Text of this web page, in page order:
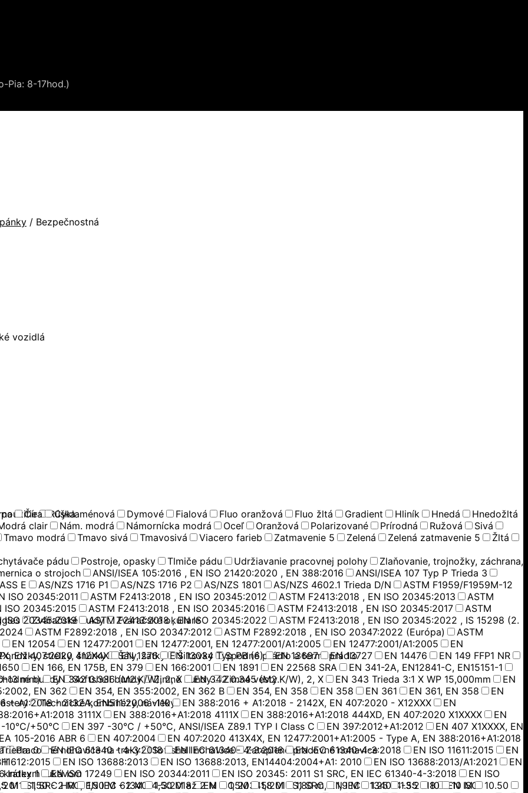
Pia: 8-17hod.)
/ Bezpečnostná
vozidlá
Rúška
pádu Postroje, opasky Tlmiče pádu Udržiavanie pracovnej polohy
Zlaňovanie, trojnožky, záchrana,
Zváračské kukly
Zváračské okuliare
Ponožky, stielky, šnúrky Šály, šatky Šiltovky
Spodné prádlo a termoprádlo
bundy Softshell bundy Zimné bundy
Zimné vesty
Technické kombinézy, návleky
Pracovné nohavice na traky Softshell nohavice
Zateplené pracovné nohavice
krátkym rukávom
Číra Cyklaménová Dymové Fialová Fluo oranžová Fluo žltá Gradient Hliník Hnedá
Hnedožltá
clair Nám. modrá Námornícka modrá Oceľ Oranžová Polarizované Prírodná Ružová
Sivá
Tmavo modrá Tmavo sivá Tmavosivá Viacero farieb Zatmavenie 5 Zelená Zelená zatmavenie 5
Žltá
o strojoch ANSI/ISEA 105:2016 , EN ISO 21420:2020 , EN 388:2016
ANSI/ISEA 107 Typ P Trieda 3
E AS/NZS 1716 P1 AS/NZS 1716 P2 AS/NZS 1801 AS/NZS 4602.1 Trieda D/N
ASTM F1959/F1959M-12
ISO 20345:2011 ASTM F2413:2018 , EN ISO 20345:2012 ASTM F2413:2018 , EN ISO 20345:2013
ASTM
ISO 20345:2015 ASTM F2413:2018 , EN ISO 20345:2016 ASTM F2413:2018 , EN ISO 20345:2017
ASTM
ISO 20345:2019 ASTM F2413:2018 , EN ISO 20345:2022
ASTM F2413:2018 , EN ISO 20345:2022 , IS 15298 (2.
ASTM F2892:2018 , EN ISO 20347:2012 ASTM F2892:2018 , EN ISO 20347:2022 (Európa)
ASTM
EN 12054 EN 12477:2001 EN 12477:2001, EN 12477:2001/A1:2005 EN 12477:2001/A1:2005
EN
EN 407:2020 412X4X
EN 1276 EN 13034 Typ PB (6) EN 13697 EN 13727 EN 14476
EN 149 FFP1 NR
EN 166, EN 175B, EN 379 EN 166:2001 EN 1891 EN 22568 SRA
EN 341-2A, EN12841-C, EN15151-1
13 mm)
EN 342 0.336 (M2.K/W), 2, X EN 342 0.345 (M2.K/W), 2, X EN 343 Trieda 3:1 X WP 15,000mm
EN
EN 362 EN 354, EN 355:2002, EN 362 B EN 354, EN 358 EN 358 EN 361 EN 361, EN 358
EN
+ A1:2018 - 2132A, EN511:2006 -110 EN 388:2016 + A1:2018 - 2142X, EN 407:2020 - X12XXX
EN
3111X EN 388:2016+A1:2018 4111X EN 388:2016+A1:2018 444XD, EN 407:2020 X1XXXX
EN
10°C/+50°C EN 397 -30°C / +50°C, ANSI/ISEA Z89.1 TYP I Class C EN 397:2012+A1:2012
EN 407 X1XXXX, EN
105-2016 ABR 6
EN 407:2004
EN 407:2020 413X4X, EN 12477:2001+A1:2005 - Type A, EN 388:2016+A1:2018
0 EN IEC 61340 - 4-3:2018 EN IEC 61340- 4-3:2018 EN IEC 61340-4-3:2018 EN ISO 11611:2015
EN
EN ISO 13688:2013 EN ISO 13688:2013, EN14404:2004+A1: 2010 EN ISO 13688:2013/A1:2021
EN
Index 1 EN ISO 17249 EN ISO 20344:2011 EN ISO 20345: 2011 S1 SRC, EN IEC 61340-4-3:2018
EN ISO
S1 SRC HRO, EN IEC 61340-4-3:2018 EN ISO 20345:2011 S1 SRC, EN IEC 61340-4-3:2018
EN ISO
M 1,50 - 2 M 1,50 M - 2 M 1,50 M až 2 M 1,5M 1,8 M 1,80 m 1,9 M 1.25 1.55 10 10 M
10.50